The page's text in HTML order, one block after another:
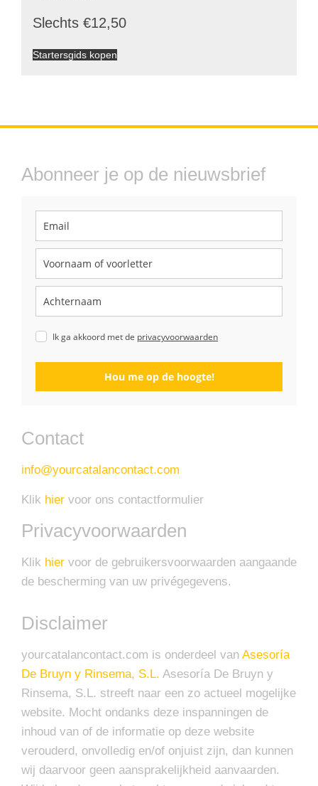
Slechts €12,50
Startersgids kopen
Abonneer je op de nieuwsbrief
Ik ga akkoord met de privacyvoorwaarden
Hou me op de hoogte!
Contact
info@yourcatalancontact.com
Klik hier voor ons contactformulier
Privacyvoorwaarden
Klik hier voor de gebruikersvoorwaarden aangaande
de bescherming van uw privégegevens.
Disclaimer
yourcatalancontact.com is onderdeel van Asesoría
De Bruyn y Rinsema, S.L. Asesoría De Bruyn y
Rinsema, S.L. streeft naar een zo actueel mogelijke
website. Mocht ondanks deze inspanningen de
inhoud van of de informatie op deze website
verouderd, onvolledig en/of onjuist zijn, dan kunnen
wij daarvoor geen aansprakelijkheid aanvaarden.